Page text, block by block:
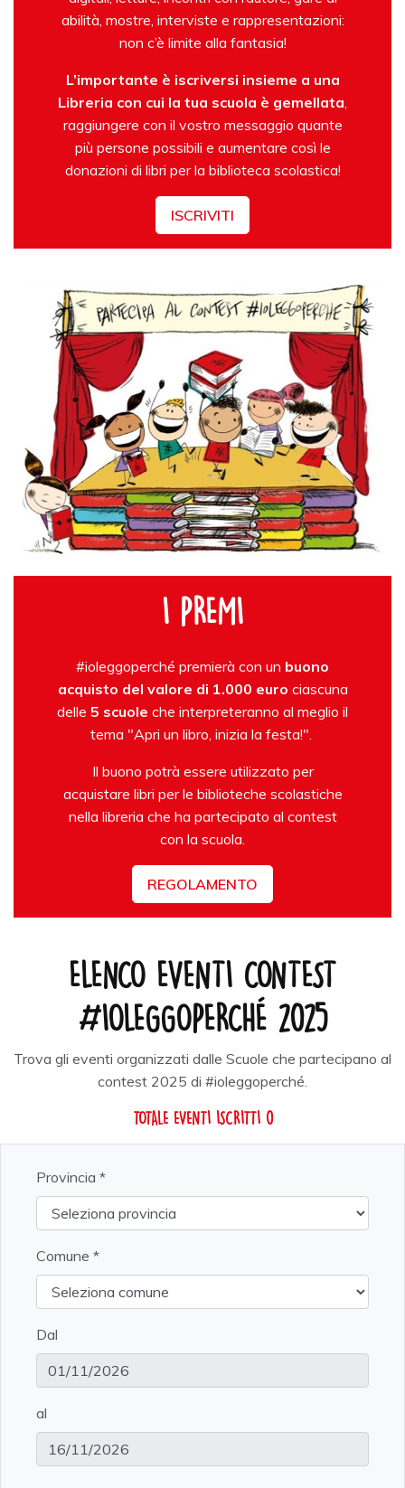
abilità, mostre, interviste e rappresentazioni:
non c’è limite alla fantasia!
L’importante è iscriversi insieme a una
Libreria con cui la tua scuola è gemellata,
raggiungere con il vostro messaggio quante
più persone possibili e aumentare così le
donazioni di libri per la biblioteca scolastica!
ISCRIVITI
I PREMI
#ioleggoperché premierà con un buono
acquisto del valore di 1.000 euro ciascuna
delle 5 scuole che interpreteranno al meglio il
tema "Apri un libro, inizia la festa!".
Il buono potrà essere utilizzato per
acquistare libri per le biblioteche scolastiche
nella libreria che ha partecipato al contest
con la scuola.
REGOLAMENTO
ELENCO EVENTI CONTEST
#IOLEGGOPERCHÉ 2025
Trova gli eventi organizzati dalle Scuole che partecipano al
contest 2025 di #ioleggoperché.
TOTALE EVENTI ISCRITTI 0
Provincia
Comune
Dal
al